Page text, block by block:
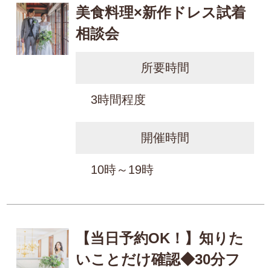
美食料理×新作ドレス試着
相談会
所要時間
3時間程度
開催時間
10時～19時
【当日予約OK！】知りた
いことだけ確認◆30分フ